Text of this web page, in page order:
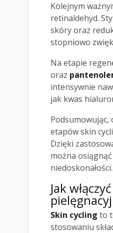
Kolejnym
retinaldehyd.
skóry oraz
stopniowo
Na etapie
oraz
intensywnie
jak kwas
Podsumowując,
etapów skin
Dzięki
można
niedoskonałości.
Jak
Skin cycling to
stosowaniu